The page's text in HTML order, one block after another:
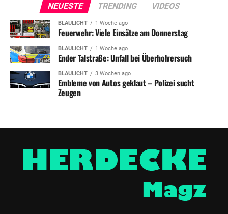
NEUESTE TRENDING VIDEOS
BLAULICHT 1 Woche ago
Feuerwehr: Viele Einsätze am Donnerstag
BLAULICHT 1 Woche ago
Ender Talstraße: Unfall bei Überholversuch
BLAULICHT 3 Wochen ago
Embleme von Autos geklaut – Polizei sucht
Zeugen